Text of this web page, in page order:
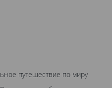
путешествие по миру